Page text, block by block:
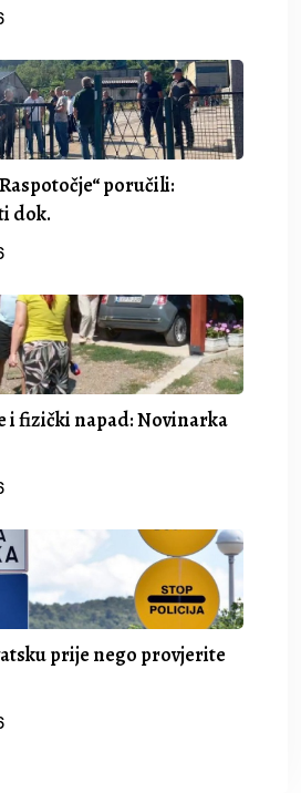
poručili:
dok.
i fizički napad: Novinarka
prije nego provjerite